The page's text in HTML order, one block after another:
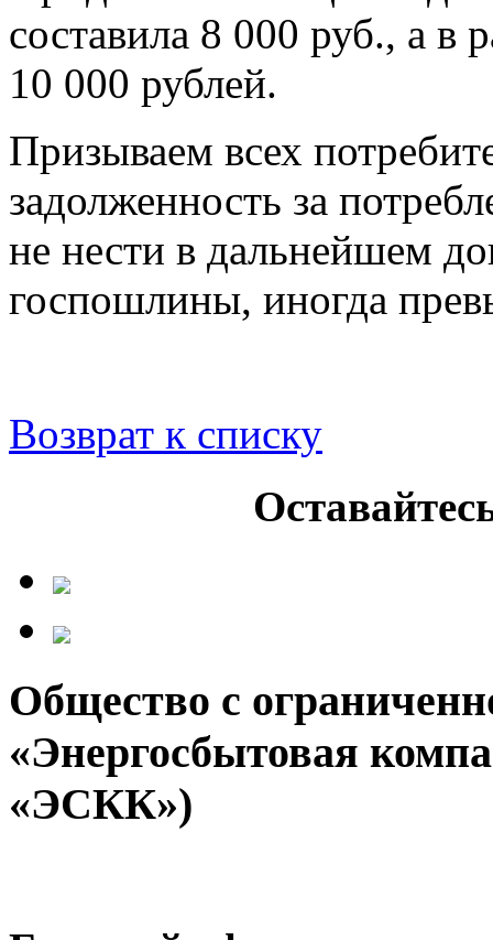
составила 8 000 руб., а в
10 000 рублей.
Призываем всех
задолженность за
не нести в дальнейшем
госпошлины, иногда
Возврат к списку
Общество с
«Энергосбытовая
«ЭСКК»)